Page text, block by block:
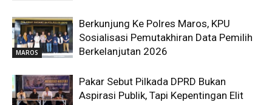
MAROS
Berkunjung Ke Polres Maros, KPU
Sosialisasi Pemutakhiran Data Pemilih
Berkelanjutan 2026
Pakar Sebut Pilkada DPRD Bukan
Aspirasi Publik, Tapi Kepentingan Elit